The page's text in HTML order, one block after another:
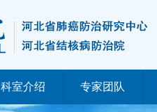
科室介绍 专家团队